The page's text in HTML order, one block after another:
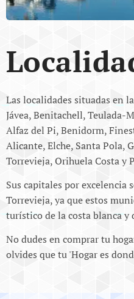
Las localidades situadas en
Jávea, Benitachell, Teulada-
Alfaz del Pi, Benidorm,
Alicante, Elche, Santa Pola,
Torrevieja, Orihuela Costa y
Sus capitales por excelencia
Torrevieja, ya que estos
turístico de la costa blanca
No dudes en comprar tu
olvides que tu 'Hogar es